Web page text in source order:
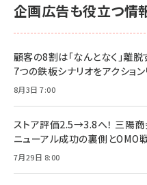
企画広告も役立つ情
顧客の8割は「なんとなく」離
7つの鉄板シナリオをアクショ
8月3日 7:00
ストア評価2.5→3.8へ！ 三陽商
ニューアル成功の裏側とOMO
7月29日 8:00